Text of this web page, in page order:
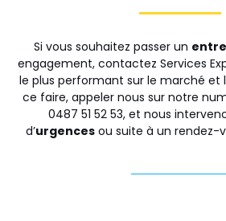
Si vous souhaitez passer un
engagement, contactez Services
le plus performant sur le marché et
ce faire, appeler nous sur notre
0487 51 52 53, et nous
d’urgences ou suite à un rendez-